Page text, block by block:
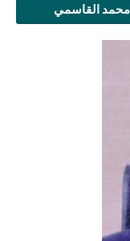
محمد القاسمي